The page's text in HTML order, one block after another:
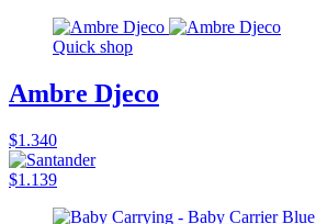
Quick shop
Ambre Djeco
$1.340
$1.139